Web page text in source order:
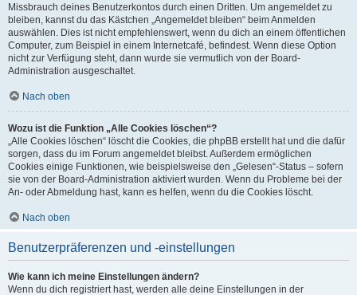
Missbrauch deines Benutzerkontos durch einen Dritten. Um angemeldet zu
bleiben, kannst du das Kästchen „Angemeldet bleiben“ beim Anmelden
auswählen. Dies ist nicht empfehlenswert, wenn du dich an einem öffentlichen
Computer, zum Beispiel in einem Internetcafé, befindest. Wenn diese Option
nicht zur Verfügung steht, dann wurde sie vermutlich von der Board-
Administration ausgeschaltet.
Nach oben
Wozu ist die Funktion „Alle Cookies löschen“?
„Alle Cookies löschen“ löscht die Cookies, die phpBB erstellt hat und die dafür
sorgen, dass du im Forum angemeldet bleibst. Außerdem ermöglichen
Cookies einige Funktionen, wie beispielsweise den „Gelesen“-Status – sofern
sie von der Board-Administration aktiviert wurden. Wenn du Probleme bei der
An- oder Abmeldung hast, kann es helfen, wenn du die Cookies löscht.
Nach oben
Benutzerpräferenzen und -einstellungen
Wie kann ich meine Einstellungen ändern?
Wenn du dich registriert hast, werden alle deine Einstellungen in der